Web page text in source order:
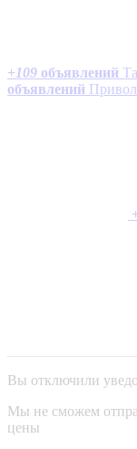
+109 объявлений
объявлений
Вы отключили
Мы не сможем
цены